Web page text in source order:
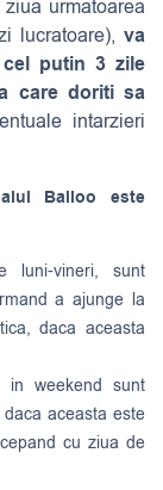
urmatoarea
lucratoare), va
putin 3 zile
care doriti sa
intarzieri
Balloo este
luni-vineri, sunt
a ajunge la
daca aceasta
in weekend sunt
aceasta este
cu ziua de